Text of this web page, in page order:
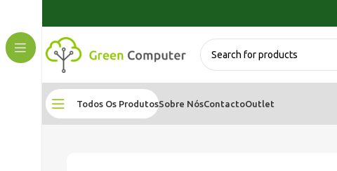
Todos Os ProdutosSobre NósContactoOutlet